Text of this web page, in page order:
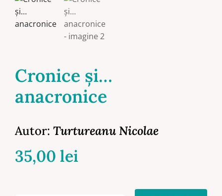
Cronice și…
anacronice
Autor: Turtureanu Nicolae
35,00 lei